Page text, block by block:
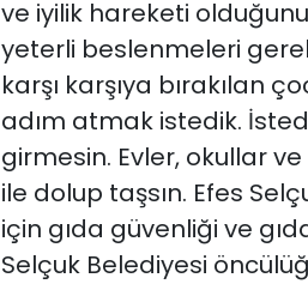
ve iyilik hareketi
yeterli beslenmeleri
karşı karşıya bırakılan
adım atmak istedik.
girmesin. Evler, okullar
ile dolup taşsın. Efes
için gıda güvenliği ve
Selçuk Belediyesi